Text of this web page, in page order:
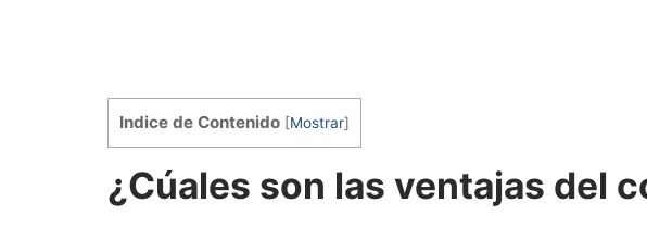
Indice de Contenido [Mostrar]
¿Cúales son las ventajas del